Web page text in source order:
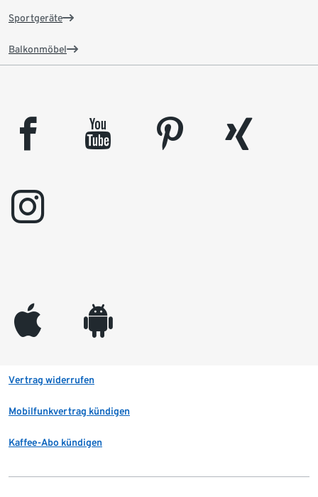
Sportgeräte
Balkonmöbel
facebook youtube pinterest
xing
instagram
appleinc android
Vertrag widerrufen
Mobilfunkvertrag kündigen
Kaffee-Abo kündigen